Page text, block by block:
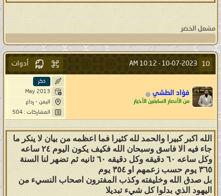
مشعل الخضر
10
10-07-2023 -
10:12 AM أدوات
فؤاد الطشي
من الأنصار السابقين الأخيار
ذكر
May 2013
اليمن - رداع
المشاركات : 504
الله اكبر كبيرا والحمد لله كثيرا فما اعظمه من بيان لا ينكر ما
جاء فيه الا فاسق وسبحان الله فكيف يكون اليوم ٢٤ ساعه
وكل ساعه ٦٠ دقيقه وكل دقيقه ٦٠ ثانيه ثم تضهر لنا السنة
٣٦٥ يوم حسب زعمهم او ٣٥٤ يوم
بل صدق الله وخليفته وكذب المفترون اصحاب النسيء من
اليهود الذي بدلوا كل شيء تبديلا